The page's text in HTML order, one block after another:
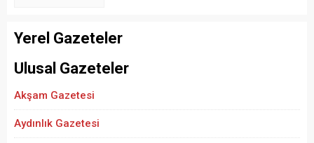
Yerel Gazeteler
Ulusal Gazeteler
Akşam Gazetesi
Aydınlık Gazetesi